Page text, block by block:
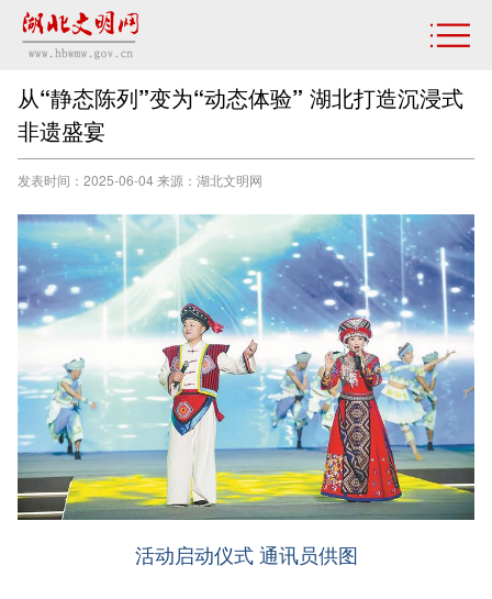
从“静态陈列”变为“动态体验” 湖北打造沉浸式
非遗盛宴
发表时间：2025-06-04 来源：湖北文明网
活动启动仪式 通讯员供图